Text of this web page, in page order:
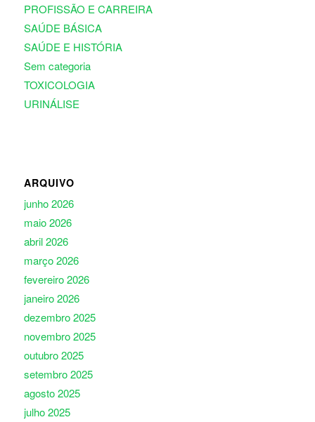
PROFISSÃO E CARREIRA
SAÚDE BÁSICA
SAÚDE E HISTÓRIA
Sem categoria
TOXICOLOGIA
URINÁLISE
ARQUIVO
junho 2026
maio 2026
abril 2026
março 2026
fevereiro 2026
janeiro 2026
dezembro 2025
novembro 2025
outubro 2025
setembro 2025
agosto 2025
julho 2025